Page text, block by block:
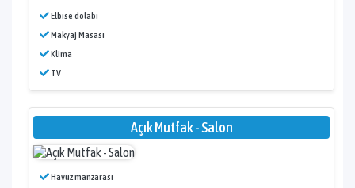
Elbise dolabı
Makyaj Masası
Klima
TV
Açık Mutfak - Salon
Havuz manzarası